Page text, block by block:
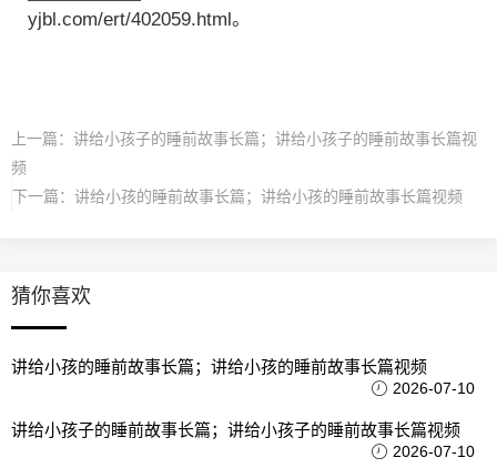
yjbl.com/ert/402059.html。
上一篇： 讲给小孩子的睡前故事长篇；讲给小孩子的睡前故事长篇视
频
下一篇： 讲给小孩的睡前故事长篇；讲给小孩的睡前故事长篇视频
猜你喜欢
讲给小孩的睡前故事长篇；讲给小孩的睡前故事长篇视频
2026-07-10
讲给小孩子的睡前故事长篇；讲给小孩子的睡前故事长篇视频
2026-07-10